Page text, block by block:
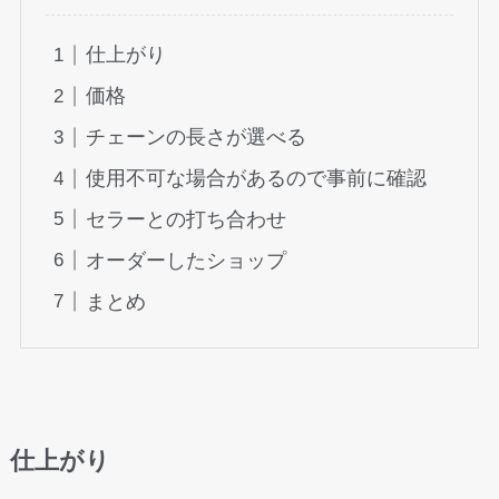
仕上がり
価格
チェーンの長さが選べる
使用不可な場合があるので事前に確認
セラーとの打ち合わせ
オーダーしたショップ
まとめ
仕上がり